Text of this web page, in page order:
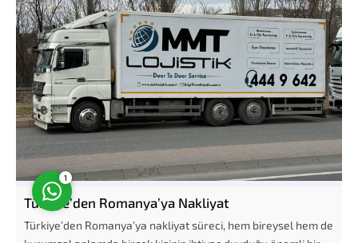
Türkiye’den Romanya’ya Nakliyat
Türkiye’den Romanya’ya nakliyat süreci, hem bireysel hem de
Müşteri Temsilcisi
Cevap Yaz
1